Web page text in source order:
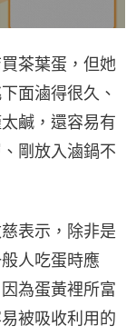
茶葉蛋，但她
面滷得很久、
鹹，還容易有
剛放入滷鍋不
表示，除非是
人吃蛋時應
為蛋黃裡所富
被吸收利用的